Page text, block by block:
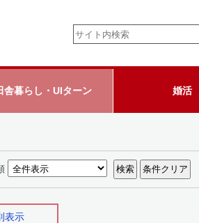
舎暮らし・UIターン 婚活
表示